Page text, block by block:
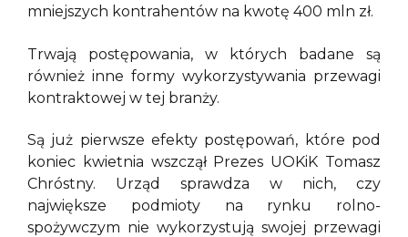
mniejszych kontrahentów na kwotę 400 mln zł.
Trwają postępowania, w których badane są
również inne formy wykorzystywania przewagi
kontraktowej w tej branży.
Są już pierwsze efekty postępowań, które pod
koniec kwietnia wszczął Prezes UOKiK Tomasz
Chróstny. Urząd sprawdza w nich, czy
największe podmioty na rynku rolno-
spożywczym nie wykorzystują swojej przewagi